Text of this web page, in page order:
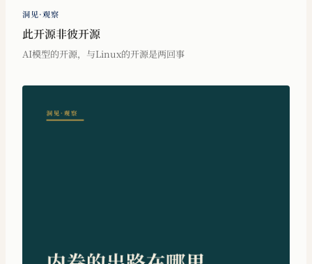
洞见·观察
此开源非彼开源
AI模型的开源，与Linux的开源是两回事